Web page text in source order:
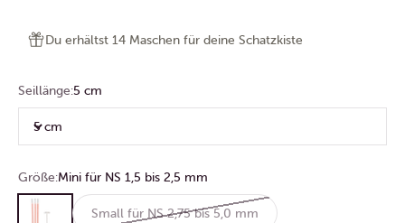
Du erhältst 14 Maschen für deine Schatzkiste
Seillänge:5 cm
5 cm
Größe:Mini für NS 1,5 bis 2,5 mm
Mini für NS 1,5 bis 2,5 mm
Small für NS 2,75 bis 5,0 mm